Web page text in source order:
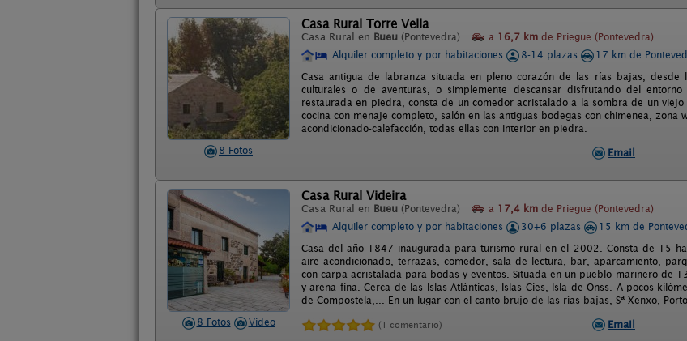
8 Fotos
Casa Rural Torre Vella
Casa Rural en Bueu (Pontevedra) a 16,7 km de Priegue (Pontevedra)
Alquiler completo y por habitaciones
8-14 plazas
17 km de
Casa antigua de labranza situada en pleno corazón de las rías bajas, desde
culturales o de aventuras, o simplemente descansar disfrutando del
restaurada en piedra, consta de un comedor acristalado a la sombra de un viejo
cocina con menaje completo, salón en las antiguas bodegas con chimenea,
acondicionado-calefacción, todas ellas con interior en piedra.
Email
8 Fotos Video
Casa Rural Videira
Casa Rural en Bueu (Pontevedra) a 17,4 km de Priegue (Pontevedra)
Alquiler completo y por habitaciones
30+6 plazas 15 km de
Casa del año 1847 inaugurada para turismo rural en el 2002. Consta de 15
aire acondicionado, terrazas, comedor, sala de lectura, bar, aparcamiento,
con carpa acristalada para bodas y eventos. Situada en un pueblo marinero de
y arena fina. Cerca de las Islas Atlánticas, Islas Cies, Isla de Onss. A pocos
de Compostela,... En un lugar con el canto brujo de las rías bajas, Sª Xenxo,
(1 comentario) Email